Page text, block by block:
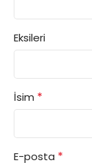
Eksileri
İsim *
E-posta *